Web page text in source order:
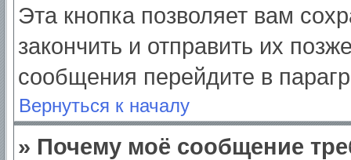
Эта кнопка позволяет вам
закончить и отправить их
сообщения перейдите в
Вернуться к началу
» Почему моё сообщение